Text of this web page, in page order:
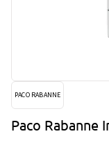
PACO RABANNE
Paco Rabanne